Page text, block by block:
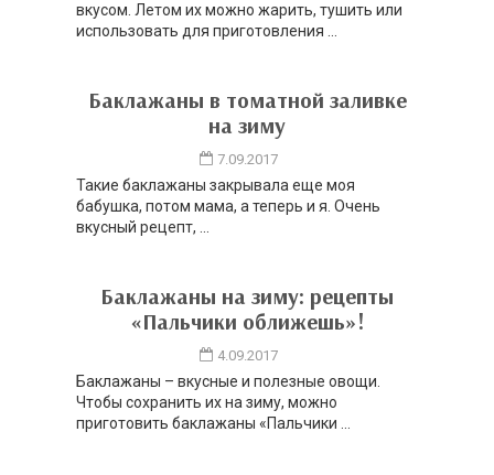
вкусом. Летом их можно жарить, тушить или
использовать для приготовления ...
Баклажаны в томатной заливке
на зиму
7.09.2017
Такие баклажаны закрывала еще моя
бабушка, потом мама, а теперь и я. Очень
вкусный рецепт, ...
Баклажаны на зиму: рецепты
«Пальчики оближешь»!
4.09.2017
Баклажаны – вкусные и полезные овощи.
Чтобы сохранить их на зиму, можно
приготовить баклажаны «Пальчики ...